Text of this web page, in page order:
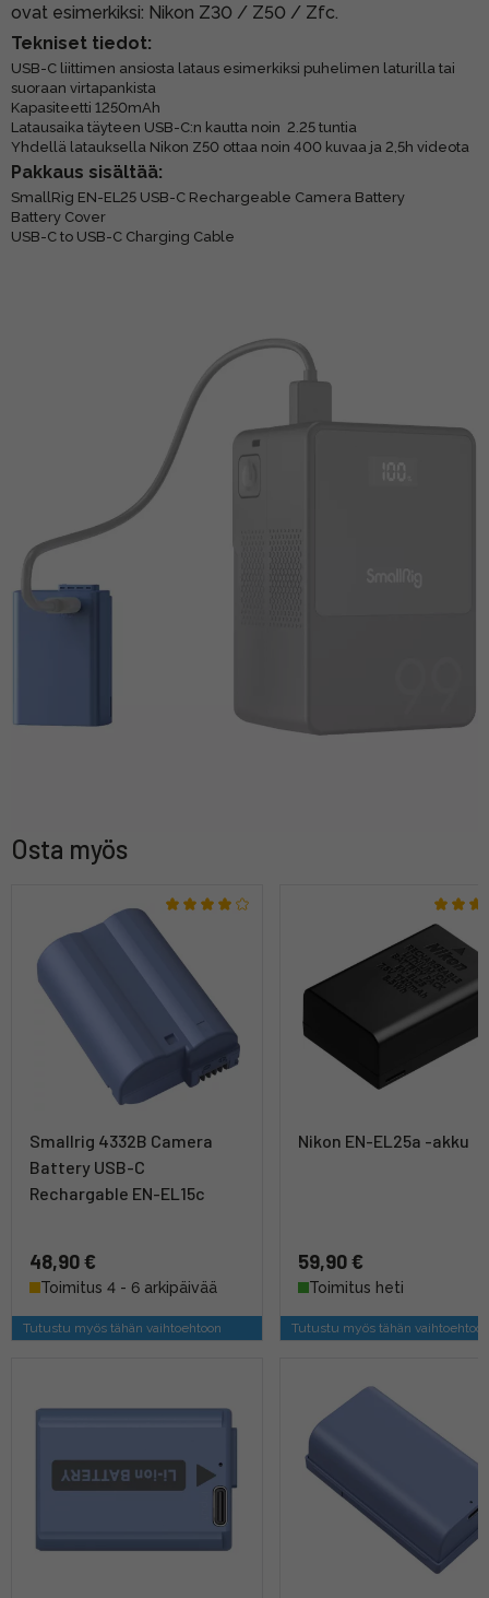
ovat esimerkiksi: Nikon Z30 / Z50 / Zfc.
Tekniset tiedot:
USB-C liittimen ansiosta lataus esimerkiksi puhelimen laturilla tai
suoraan virtapankista
Kapasiteetti 1250mAh
Latausaika täyteen USB-C:n kautta noin 2.25 tuntia
Yhdellä latauksella Nikon Z50 ottaa noin 400 kuvaa ja 2,5h videota
Pakkaus sisältää:
SmallRig EN-EL25 USB-C Rechargeable Camera Battery
Battery Cover
USB-C to USB-C Charging Cable
Osta myös
Smallrig 4332B Camera
Battery USB-C
Rechargable EN-EL15c
48,90 €
Toimitus 4 - 6 arkipäivää
Tutustu myös tähän vaihtoehtoon
Nikon EN-EL25a -akku
59,90 €
Toimitus heti
Tutustu myös tähän